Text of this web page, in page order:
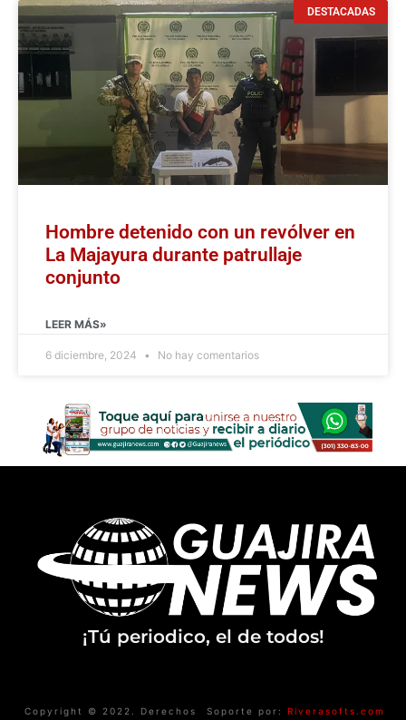
DESTACADAS
Hombre detenido con un revólver en
La Majayura durante patrullaje
conjunto
LEER MÁS»
6 diciembre, 2024 No hay comentarios
¡Tú periodico, el de todos!
Copyright © 2022. Derechos
Soporte por: Riverasofts.com